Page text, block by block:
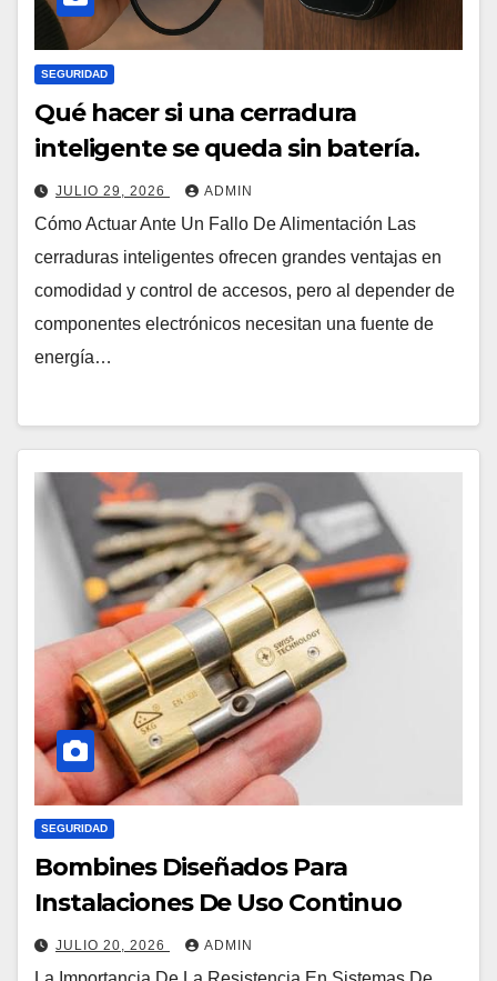
SEGURIDAD
Qué hacer si una cerradura
inteligente se queda sin batería.
JULIO 29, 2026 ADMIN
Cómo Actuar Ante Un Fallo De Alimentación Las
cerraduras inteligentes ofrecen grandes ventajas en
comodidad y control de accesos, pero al depender de
componentes electrónicos necesitan una fuente de
energía…
SEGURIDAD
Bombines Diseñados Para
Instalaciones De Uso Continuo
JULIO 20, 2026 ADMIN